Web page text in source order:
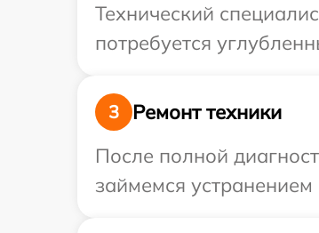
Технический
потребуется
3
Ремонт техники
После полной
займемся